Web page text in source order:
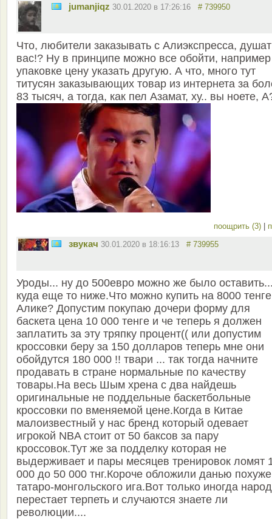
jumanjiqz 30.01.2020 в 17:26:16 # 739950
Что, любители заказывать с Алиэкспресса, душат
вас!? Ну в принципе можно все обойти,
упаковке цену указать другую. А что, много тут
титусян заказывающих товар из интернета за
83 тысяч, а тогда, как пел Азамат, ху.. вы ноете,
поощрить (3)
звукач 30.01.2020 в 18:16:13 # 739955
Уроды... ну до 500евро можно же было
куда еще то ниже.Что можно купить на 8000
Алике? Допустим покупаю дочери форму для
баскета цена 10 000 тенге и че теперь я должен
заплатить за эту тряпку процент(( или допустим
кроссовки беру за 150 долларов теперь мне они
обойдутся 180 000 !! твари ... так тогда начните
продавать в стране нормальные по качеству
товары.На весь Шым хрена с два найдешь
оригинальные не поддельные баскетбольные
кроссовки по вменяемой цене.Когда в Китае
малоизвестный у нас бренд который одевает
игрокой NBA стоит от 50 баксов за пару
кроссовок.Тут же за подделку которая не
выдерживает и пары месяцев тренировок ломят
000 до 50 000 тнг.Короче обложили данью похуже
татаро-монгольского ига.Вот только иногда народ
перестает терпеть и случаются знаете ли
революции....